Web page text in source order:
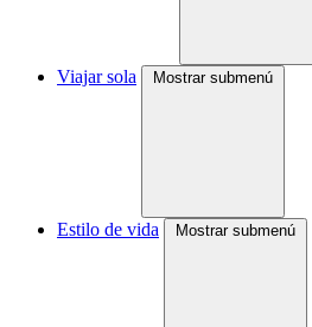
Viajar sola Mostrar submenú
Estilo de vida Mostrar submenú